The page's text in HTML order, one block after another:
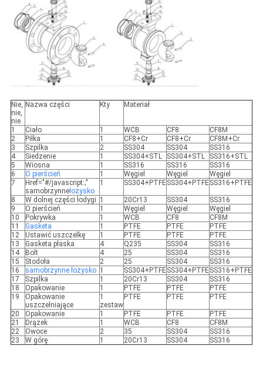
Nie,
nie,
nie.
Nazwa części Kty Materiał
1 Ciało 1 WCB CF8
CF8M
2
Piłka 1 CF8+Cr CF8+Cr
CF8M+Cr
3
Szpilka 2 SS304 SS304
SS316
4
Siedzenie 1 SS304+STL SS304+STL
SS316+STL
5
Wiosna 1 SS316 SS316
SS316
6
O pierścień 1 Węgiel Węgiel
Węgiel
7
Href="#/javascript:;"
samobrzynnełożysko
1 SS304+PTFESS304+PTFESS316+PTFE
8 W dolnej części łodygi 1 20Cr13 SS304
SS316
9
O pierścień 1 Węgiel Węgiel
Węgiel
10
Pokrywka 1 WCB CF8
CF8M
11
Gasketa 1 PTFE PTFE
PTFE
12
Ustawić uszczelkę 1 PTFE PTFE
PTFE
13
Gasketa płaska 4 Q235 SS304
SS316
14
Bolt 4 25 SS304
SS316
15
Stodoła 2 25 SS304
SS316
16
samobrzynne łożysko 1 SS304+PTFESS304+PTFESS316+PTFE
17
Szpilka 1 20Cr13 SS304
SS316
18
Opakowanie 1 PTFE PTFE
PTFE
19
Opakowanie
uszczelniające
1
zestaw
PTFE PTFE PTFE
20 Opakowanie 1 PTFE PTFE
PTFE
21
Drążek 1 WCB CF8
CF8M
22
Owoce 2 35 SS304
SS316
23
W górę 1 20Cr13 SS304 SS316